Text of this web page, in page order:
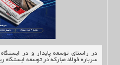
در راستای توسعه پایدار و در
سرباره فولاد مبارکه در توسعه ایستگاه